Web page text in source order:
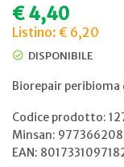
€4,40
Listino: € 6,20
DISPONIBILE
Biorepair
Codice prodotto:
Minsan: 977366208
EAN: